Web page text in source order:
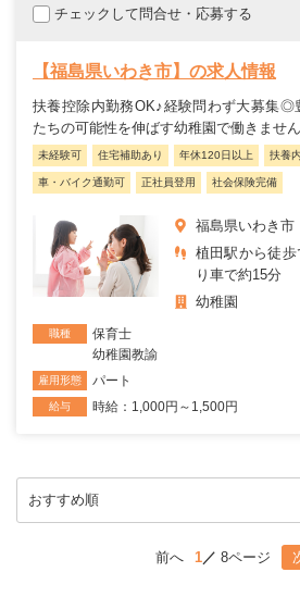
チェックして問合せ・応募する
【福島県いわき市】の求人情報
扶養控除内勤務OK♪経験問わず大募集◎
たちの可能性を伸ばす幼稚園で働きませ
未経験可 住宅補助あり 年休120日以上 扶養
車・バイク通勤可 正社員登用 社会保険完備
福島県いわき市
植田駅から徒
り車で約15分
幼稚園
職種
保育士
幼稚園教諭
雇用形態 パート
給与 時給：1,000円～1,500円
前へ 1 8ページ